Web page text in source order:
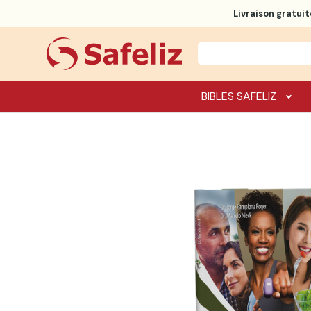
Livraison
BIBLES SAFELIZ